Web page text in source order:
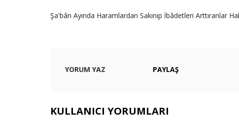
Şa'bân Ayında Haramlardan Sakınıp İbâdetleri Arttıranlar
YORUM YAZ PAYLAŞ
KULLANICI YORUMLARI